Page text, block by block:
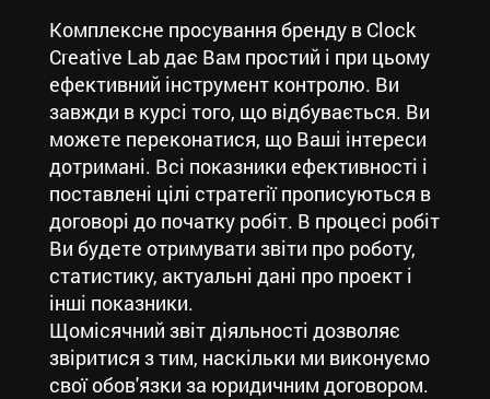
Комплексне просування бренду в Clock
Creative Lab дає Вам простий і при цьому
ефективний інструмент контролю. Ви
завжди в курсі того, що відбувається. Ви
можете переконатися, що Ваші інтереси
дотримані. Всі показники ефективності і
поставлені цілі стратегії прописуються в
договорі до початку робіт. В процесі робіт
Ви будете отримувати звіти про роботу,
статистику, актуальні дані про проект і
інші показники.
Щомісячний звіт діяльності дозволяє
звіритися з тим, наскільки ми виконуємо
свої обов'язки за юридичним договором.